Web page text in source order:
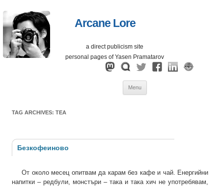
Arcane Lore
a direct publicism site
personal pages of Yasen Pramatarov
Menu
TAG ARCHIVES: TEA
Безкофеиново
От около месец опитвам да карам без кафе и чай. Енергийни
напитки – редбули, монстъри – така и така хич не употребявам,